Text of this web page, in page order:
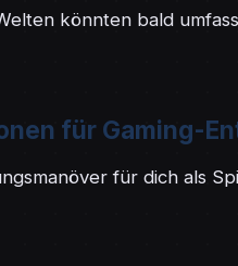
könnten bald
für Gaming-
für dich als